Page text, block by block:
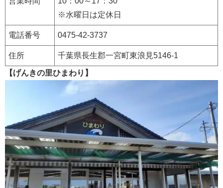
※水曜日は定休日
電話番号 0475-42-3737
住所 千葉県長生郡一宮町東浪見5146‐1
【げんきの里ひまわり】